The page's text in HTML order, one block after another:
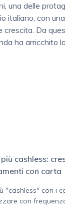
una delle
italiano, con
crescita. Da
ha arricchito
cashless:
con carta
"cashless" con i
con